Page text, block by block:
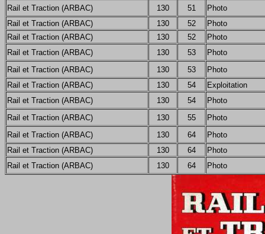
Rail et Traction (ARBAC)
130 51
Photo
Rail et Traction (ARBAC)
130 52
Photo
Rail et Traction (ARBAC)
130 52
Photo
Rail et Traction (ARBAC)
130 53
Photo
Rail et Traction (ARBAC)
130 53
Photo
Rail et Traction (ARBAC)
130 54
Exploitation
Rail et Traction (ARBAC)
130 54
Photo
Rail et Traction (ARBAC)
130 55
Photo
Rail et Traction (ARBAC)
130 64
Photo
Rail et Traction (ARBAC)
130 64
Photo
Rail et Traction (ARBAC)
130 64 Photo